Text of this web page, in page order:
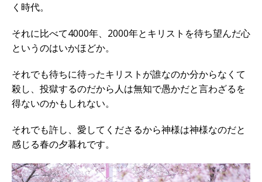
く時代。
それに比べて4000年、2000年とキリストを待ち望んだ心
というのはいかほどか。
それでも待ちに待ったキリストが誰なのか分からなくて
殺し、投獄するのだから人は無知で愚かだと言わざるを
得ないのかもしれない。
それでも許し、愛してくださるから神様は神様なのだと
感じる春の夕暮れです。